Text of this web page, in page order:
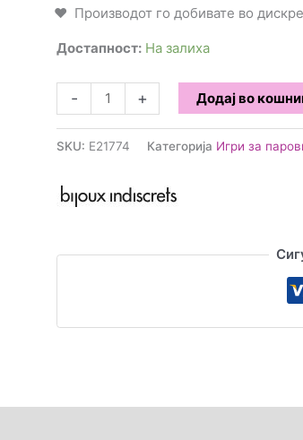
Производот го добивате во
Достапност: На залиха
-
Indiscrets
-
Љубовни
количина
+ Додај во
SKU: E21774 Категорија Игри за